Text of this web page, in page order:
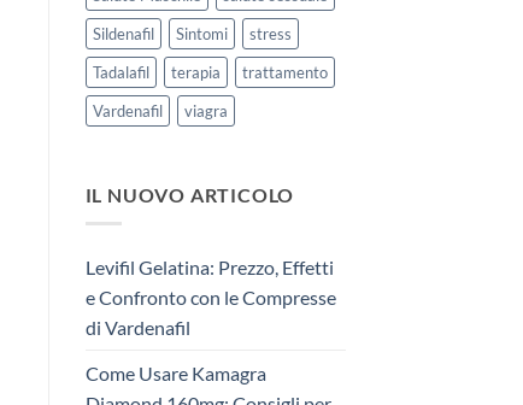
Sildenafil
Sintomi
stress
Tadalafil
terapia
trattamento
Vardenafil
viagra
IL NUOVO ARTICOLO
Levifil Gelatina: Prezzo, Effetti
e Confronto con le Compresse
di Vardenafil
Come Usare Kamagra